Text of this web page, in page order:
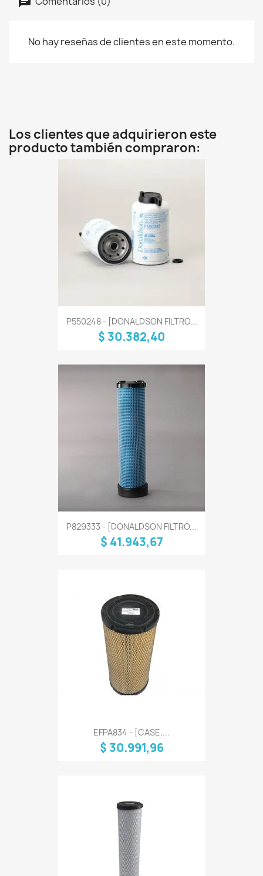
No hay reseñas de clientes en este momento.
Los clientes que adquirieron este
producto también compraron:
P550248 - [DONALDSON FILTRO...
$ 30.382,40
P829333 - [DONALDSON FILTRO...
$ 41.943,67
EFPA834 - [CASE,...
$ 30.991,96